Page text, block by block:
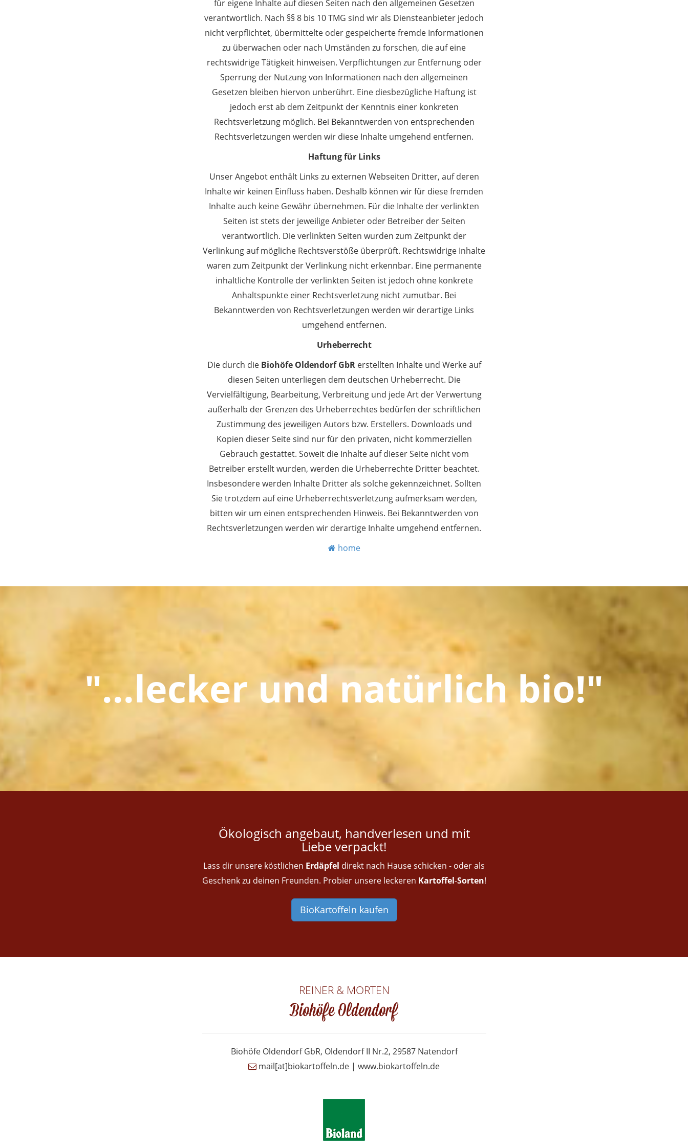
für eigene Inhalte auf diesen Seiten nach den allgemeinen Gesetzen
verantwortlich. Nach §§ 8 bis 10 TMG sind wir als Diensteanbieter jedoch
nicht verpflichtet, übermittelte oder gespeicherte fremde Informationen
zu überwachen oder nach Umständen zu forschen, die auf eine
rechtswidrige Tätigkeit hinweisen. Verpflichtungen zur Entfernung oder
Sperrung der Nutzung von Informationen nach den allgemeinen
Gesetzen bleiben hiervon unberührt. Eine diesbezügliche Haftung ist
jedoch erst ab dem Zeitpunkt der Kenntnis einer konkreten
Rechtsverletzung möglich. Bei Bekanntwerden von entsprechenden
Rechtsverletzungen werden wir diese Inhalte umgehend entfernen.
Haftung für Links
Unser Angebot enthält Links zu externen Webseiten Dritter, auf deren
Inhalte wir keinen Einfluss haben. Deshalb können wir für diese fremden
Inhalte auch keine Gewähr übernehmen. Für die Inhalte der verlinkten
Seiten ist stets der jeweilige Anbieter oder Betreiber der Seiten
verantwortlich. Die verlinkten Seiten wurden zum Zeitpunkt der
Verlinkung auf mögliche Rechtsverstöße überprüft. Rechtswidrige Inhalte
waren zum Zeitpunkt der Verlinkung nicht erkennbar. Eine permanente
inhaltliche Kontrolle der verlinkten Seiten ist jedoch ohne konkrete
Anhaltspunkte einer Rechtsverletzung nicht zumutbar. Bei
Bekanntwerden von Rechtsverletzungen werden wir derartige Links
umgehend entfernen.
Urheberrecht
Die durch die Biohöfe Oldendorf GbRerstellten Inhalte und Werke auf
diesen Seiten unterliegen dem deutschen Urheberrecht. Die
Vervielfältigung, Bearbeitung, Verbreitung und jede Art der Verwertung
außerhalb der Grenzen des Urheberrechtes bedürfen der schriftlichen
Zustimmung des jeweiligen Autors bzw. Erstellers. Downloads und
Kopien dieser Seite sind nur für den privaten, nicht kommerziellen
Gebrauch gestattet. Soweit die Inhalte auf dieser Seite nicht vom
Betreiber erstellt wurden, werden die Urheberrechte Dritter beachtet.
Insbesondere werden Inhalte Dritter als solche gekennzeichnet. Sollten
Sie trotzdem auf eine Urheberrechtsverletzung aufmerksam werden,
bitten wir um einen entsprechenden Hinweis. Bei Bekanntwerden von
Rechtsverletzungen werden wir derartige Inhalte umgehend entfernen.
home
"...lecker und natürlich bio!"
Ökologisch angebaut, handverlesen und mit
Liebe verpackt!
Lass dir unsere köstlichen Erdäpfel direkt nach Hause schicken - oder als
Geschenk zu deinen Freunden. Probier unsere leckeren Kartoffel-Sorten!
BioKartoffeln kaufen
REINER & MORTEN
Biohöfe Oldendorf
Biohöfe Oldendorf GbR, Oldendorf II Nr.2, 29587 Natendorf
mail[at]biokartoffeln.de | www.biokartoffeln.de